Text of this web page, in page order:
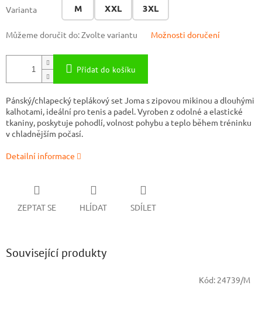
Varianta M XXL 3XL
Můžeme doručit do:Zvolte variantu Možnosti doručení
Přidat do košíku
Pánský/chlapecký teplákový set Joma s zipovou mikinou a dlouhými
kalhotami, ideální pro tenis a padel. Vyroben z odolné a elastické
tkaniny, poskytuje pohodlí, volnost pohybu a teplo během tréninku
v chladnějším počasí.
Detailní informace
ZEPTAT SE HLÍDAT SDÍLET
Související produkty
Kód: 24739/M